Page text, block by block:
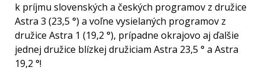
k príjmu slovenských a českých programov z družice
Astra 3 (23,5 °) a voľne vysielaných programov z
družice Astra 1 (19,2 °), prípadne okrajovo aj ďalšie
jednej družice blízkej družiciam Astra 23,5 ° a Astra
19,2 °!